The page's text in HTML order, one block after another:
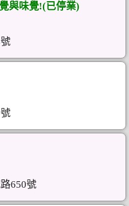
與味覺!(已停業)
650號